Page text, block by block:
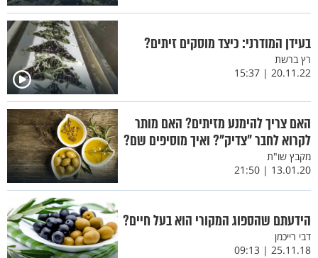
בעידן המודרני: כיצד מוסקים זיתים?
רץ ברשת
20.11.22 | 15:37
האם צריך להימנע מזיתים? האם מותר
לקרוא לחבר "צדיק"? ואיך מוסיפים שם?
מקבץ שו"ת
13.01.20 | 21:50
הידעתם שהספוג המקורי הוא בעל חיים?
דבי רייכמן
25.11.18 | 09:13